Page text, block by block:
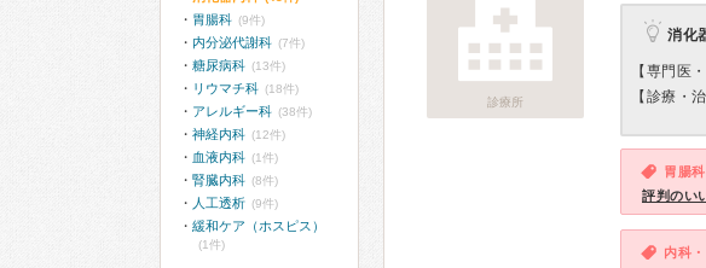
診療所
消化
【専門医
【診療・
胃腸
評判のい
内科
胃腸科 (9件)
内分泌代謝科 (7件)
糖尿病科 (13件)
リウマチ科 (18件)
アレルギー科 (38件)
神経内科 (12件)
血液内科 (1件)
腎臓内科 (8件)
人工透析 (9件)
緩和ケア（ホスピス）
(1件)